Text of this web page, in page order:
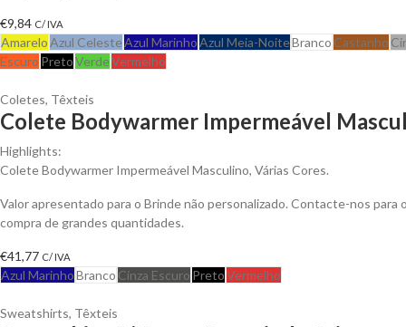
€9,84 C/ IVA
AmareloAzul CelesteAzul MarinhoAzul Meia-NoiteBranco Castanho
Escuro PretoVerdeVermelho
Coletes, Têxteis
Colete Bodywarmer Impermeável
Highlights:
Colete Bodywarmer Impermeável Masculino, Várias Cores.
Valor apresentado para o Brinde não personalizado. Contacte-nos para
compra de grandes quantidades.
€41,77 C/ IVA
Azul MarinhoBranco Cinza Escuro PretoVermelho
Sweatshirts, Têxteis